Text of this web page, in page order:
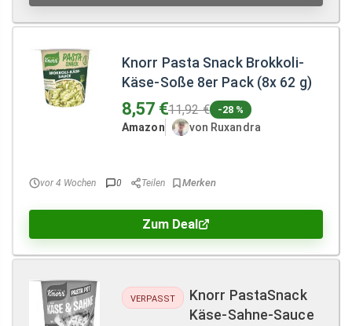
Knorr Pasta Snack Brokkoli-
Käse-Soße 8er Pack (8x 62 g)
8,57 €11,92 € -28 %
Amazon von Ruxandra
vor 4 Wochen 0 Teilen
Zum Deal
VERPASST
Knorr PastaSnack
Käse-Sahne-Sauce